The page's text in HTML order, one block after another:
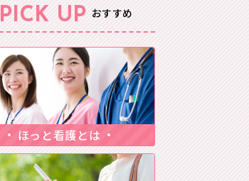
PICK UP おすすめ
ほっと看護とは